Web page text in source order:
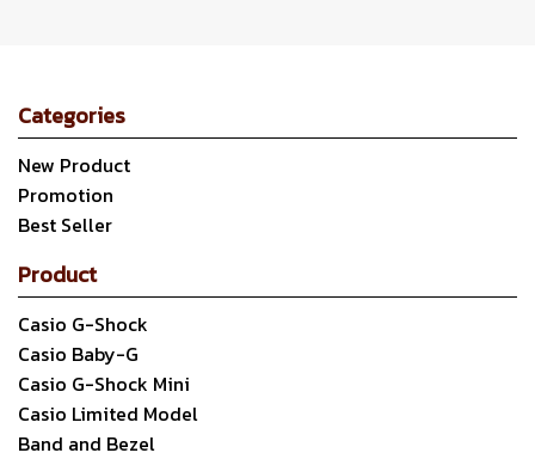
Categories
New Product
Promotion
Best Seller
Product
Casio G-Shock
Casio Baby-G
Casio G-Shock Mini
Casio Limited Model
Band and Bezel